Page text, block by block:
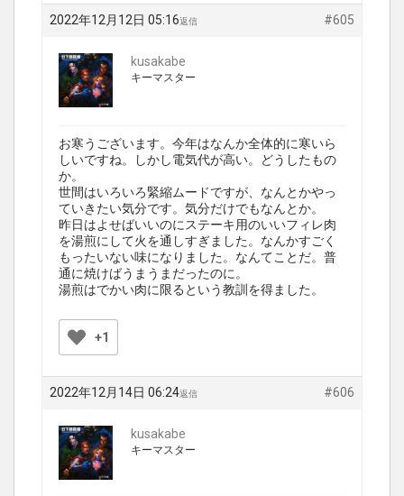
2022年12月12日 05:16 #605
返信
kusakabe
キーマスター
お寒うございます。今年はなんか全体的に寒いら
しいですね。しかし電気代が高い。どうしたもの
か。
世間はいろいろ緊縮ムードですが、なんとかやっ
ていきたい気分です。気分だけでもなんとか。
昨日はよせばいいのにステーキ用のいいフィレ肉
を湯煎にして火を通しすぎました。なんかすごく
もったいない味になりました。なんてことだ。普
通に焼けばうまうまだったのに。
湯煎はでかい肉に限るという教訓を得ました。
+1
2022年12月14日 06:24 #606
返信
kusakabe
キーマスター